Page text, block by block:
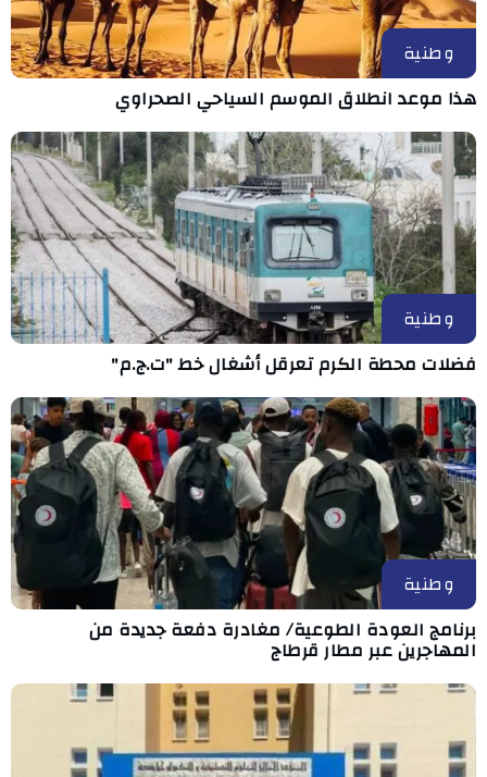
وطنية
هذا موعد انطلاق الموسم السياحي الصحراوي
وطنية
فضلات محطة الكرم تعرقل أشغال خط "ت.ج.م"
وطنية
برنامج العودة الطوعية/ مغادرة دفعة جديدة من
المهاجرين عبر مطار قرطاج